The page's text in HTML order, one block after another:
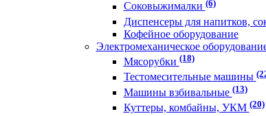
Соковыжималки(6)
Диспенсеры для напитков,
Кофейное оборудование
Электромеханическое
Мясорубки(18)
Тестомесительные машины
Машины взбивальные(13)
Куттеры, комбайны, УКМ(20)